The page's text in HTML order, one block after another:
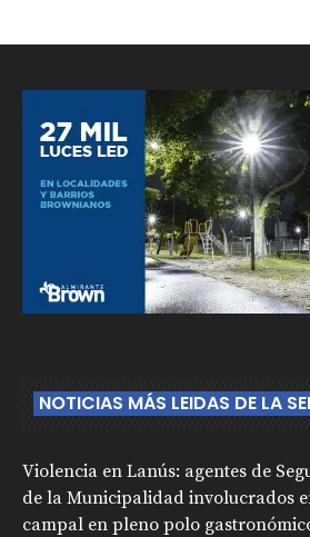
NOTICIAS MÁS LEIDAS DE LA
Violencia en Lanús: agentes de
de la Municipalidad involucrados
campal en pleno polo